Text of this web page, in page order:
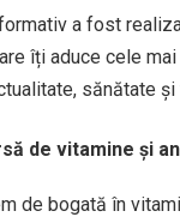
a fost
îți aduce cele
sănătate și
de vitamine și
de bogată în